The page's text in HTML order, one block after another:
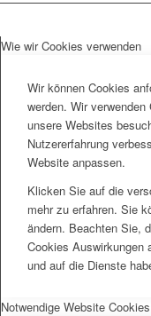
Wie wir Cookies verwenden
Wir können Cookies
werden. Wir
unsere Websites
Nutzererfahrung
Website anpassen.
Klicken Sie auf die
mehr zu erfahren. Sie
ändern. Beachten Sie,
Cookies Auswirkungen
und auf die Dienste
Notwendige Website Cookies